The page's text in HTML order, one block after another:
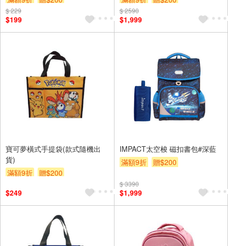
$ 229
$199
$ 2590
$1,999
寶可夢橫式手提袋(款式隨機出
貨)
滿額9折
贈$200
$249
IMPACT太空梭 磁扣書包#深藍
滿額9折
贈$200
$ 3390
$1,999